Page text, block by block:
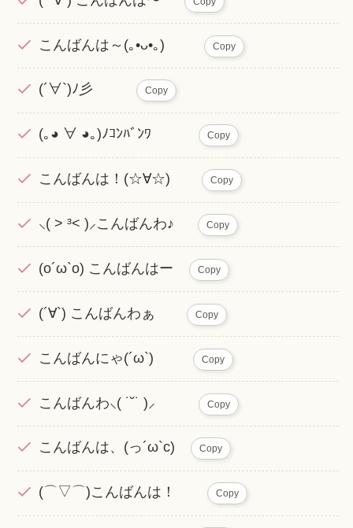
こんばんは～(｡•ᴗ•｡) Copy
(´∀`)ﾉ彡 Copy
(｡◕ ∀ ◕｡)ﾉｺﾝﾊﾞﾝﾜ Copy
こんばんは！(☆∀☆) Copy
⸜( ˃ ³˂ )⸝こんばんわ♪ Copy
(o´ω`o) こんばんはー Copy
(´∀`) こんばんわぁ Copy
こんばんにゃ(´ω`) Copy
こんばんわ⸜( ˙˘˙ )⸝ Copy
こんばんは、(っ´ω`c) Copy
(⌒▽⌒)こんばんは！ Copy